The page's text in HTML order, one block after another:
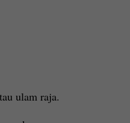
ulam raja.